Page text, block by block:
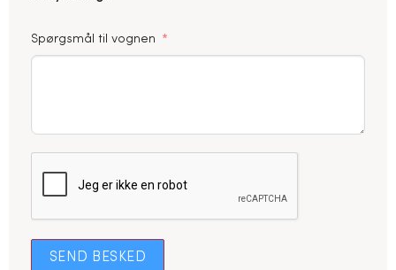
Spørgsmål til vognen
SEND BESKED